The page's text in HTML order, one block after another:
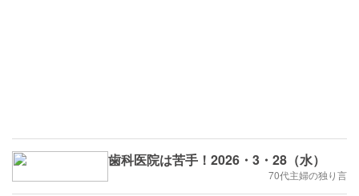
歯科医院は苦手！2026・3・28（水）
70代主婦の独り言